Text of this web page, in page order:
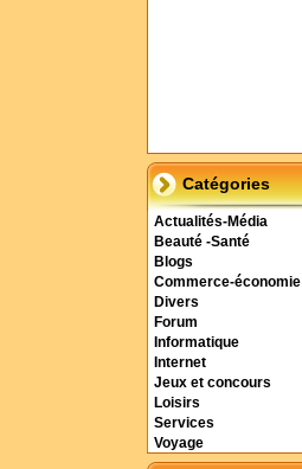
Catégories
Actualités-Média
Beauté -Santé
Blogs
Commerce-économie
Divers
Forum
Informatique
Internet
Jeux et concours
Loisirs
Services
Voyage